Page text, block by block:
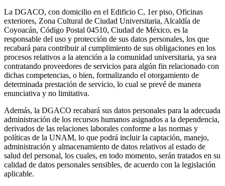
La DGACO, con domicilio en el Edificio C, 1er piso, Oficinas
exteriores, Zona Cultural de Ciudad Universitaria, Alcaldía de
Coyoacán, Código Postal 04510, Ciudad de México, es la
responsable del uso y protección de sus datos personales, los que
recabará para contribuir al cumplimiento de sus obligaciones en los
procesos relativos a la atención a la comunidad universitaria, ya sea
contratando proveedores de servicios para algún fin relacionado con
dichas competencias, o bien, formalizando el otorgamiento de
determinada prestación de servicio, lo cual se prevé de manera
enunciativa y no limitativa.
Además, la DGACO recabará sus datos personales para la adecuada
administración de los recursos humanos asignados a la dependencia,
derivados de las relaciones laborales conforme a las normas y
políticas de la UNAM, lo que podrá incluir la captación, manejo,
administración y almacenamiento de datos relativos al estado de
salud del personal, los cuales, en todo momento, serán tratados en su
calidad de datos personales sensibles, de acuerdo con la legislación
aplicable.